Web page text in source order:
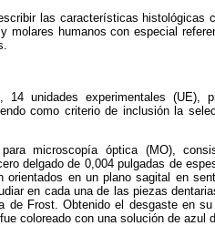
las características histológicas
molares humanos con especial
unidades experimentales (UE),
como criterio de inclusión la
microscopía óptica (MO),
delgado de 0,004 pulgadas de
orientados en un plano sagital en
en cada una de las piezas
de Frost. Obtenido el desgaste en
coloreado con una solución de azul